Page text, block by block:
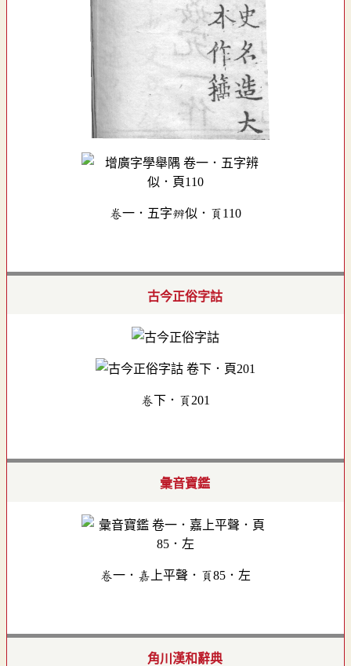
卷一．五字辨似．頁110
古今正俗字詁
卷下．頁201
彙音寶鑑
卷一．嘉上平聲．頁85．左
角川漢和辭典